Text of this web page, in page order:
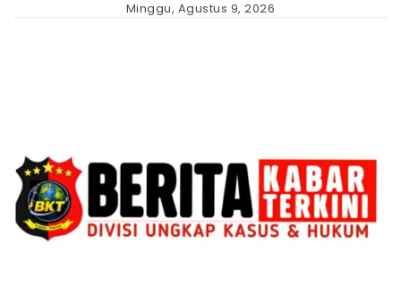
Minggu, Agustus 9, 2026